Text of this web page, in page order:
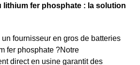
lithium fer phosphate : la solution
fournisseur en gros de batteries
fer phosphate ?Notre
direct en usine garantit des